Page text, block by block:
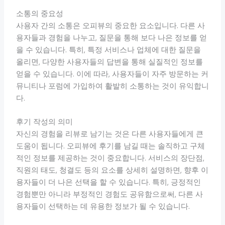
소통의 중요성
사용자 간의 소통은 오피뷰의 중요한 요소입니다. 다른 사
용자들과 경험을 나누고, 질문을 통해 보다 나은 정보를 얻
을 수 있습니다. 특히, 특정 서비스나 업체에 대한 질문을
올리면, 다양한 사용자들의 답변을 통해 실질적인 정보를
얻을 수 있습니다. 이에 따라, 사용자들이 자주 방문하는 커
뮤니티나 포럼에 가입하여 활발히 소통하는 것이 유익합니
다.
후기 작성의 의미
자신의 경험을 리뷰로 남기는 것은 다른 사용자들에게 큰
도움이 됩니다. 오피뷰에 후기를 남길 때는 솔직하고 구체
적인 정보를 제공하는 것이 중요합니다. 서비스의 장단점,
직원의 태도, 청결도 등의 요소를 상세히 설명하면, 향후 이
용자들이 더 나은 선택을 할 수 있습니다. 특히, 긍정적인
경험뿐만 아니라 부정적인 경험도 공유함으로써, 다른 사
용자들이 선택하는 데 유용한 정보가 될 수 있습니다.